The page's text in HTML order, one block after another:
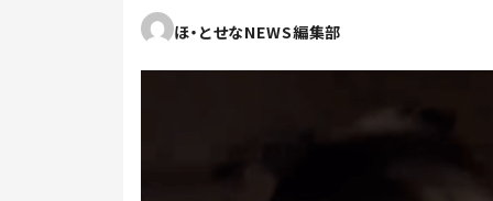
ほ・とせなNEWS編集部